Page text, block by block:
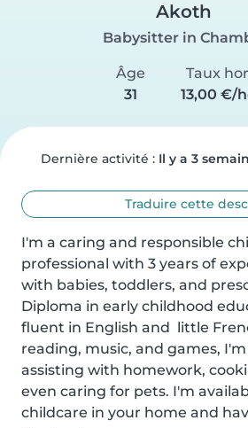
Akoth
Babysitter in
Âge
31
Taux
13,00 €/
Dernière activité : Il y a 3
Traduire cette
I'm a caring and responsible
professional with 3 years of
with babies, toddlers, and
Diploma in early childhood
fluent in English and  little
reading, music, and games,
assisting with homework,
even caring for pets. I'm
childcare in your home and